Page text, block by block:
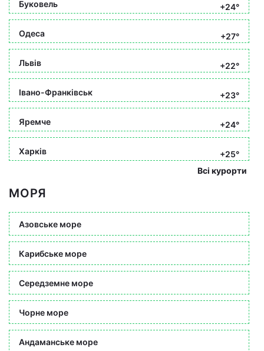
Буковель +24°
Одеса +27°
Львів +22°
Івано-Франківськ +23°
Яремче +24°
Харків
+25°
Всі курорти
МОРЯ
Азовське море
Карибське море
Середземне море
Чорне море
Андаманське море